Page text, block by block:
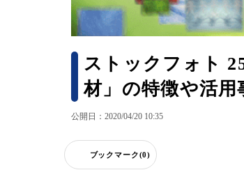
ストックフォト
材」の特徴や活用
公開日：2020/04/20 10:35
ブックマーク(0)